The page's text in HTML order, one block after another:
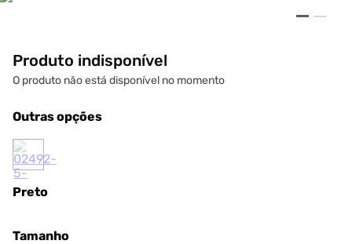
Produto indisponível
O produto não está disponível no momento
Outras opções
Preto
Tamanho